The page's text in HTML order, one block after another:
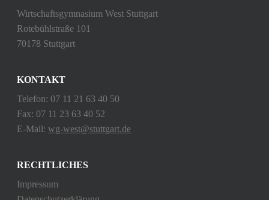
Wirtschaftsgymnasium West Stuttgart
Rotebühlstraße 101
70178 Stuttgart
KONTAKT
Telefon: 07 11 21 63 40 50
Fax: 07 11 23 63 40 52
E-Mail: wg-west@stuttgart.de
RECHTLICHES
Impressum